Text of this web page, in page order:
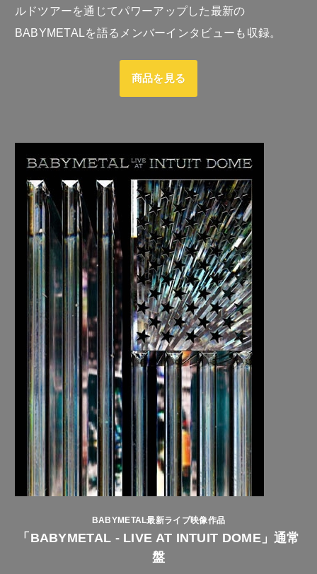
ルドツアーを通じてパワーアップした最新の
BABYMETALを語るメンバーインタビューも収録。
商品を見る
BABYMETAL最新ライブ映像作品
「BABYMETAL - LIVE AT INTUIT DOME」通常
盤